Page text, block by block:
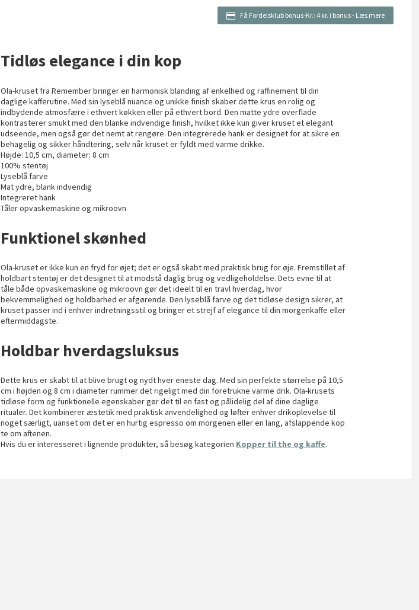
Få Fordelsklub bonus-Kr.: 4 kr. i bonus- Læs mere
Tidløs elegance i din kop
Ola-kruset fra Remember bringer en harmonisk blanding af enkelhed og raffinement til din
daglige kafferutine. Med sin lyseblå nuance og unikke finish skaber dette krus en rolig og
indbydende atmosfære i ethvert køkken eller på ethvert bord. Den matte ydre overflade
kontrasterer smukt med den blanke indvendige finish, hvilket ikke kun giver kruset et elegant
udseende, men også gør det nemt at rengøre. Den integrerede hank er designet for at sikre en
behagelig og sikker håndtering, selv når kruset er fyldt med varme drikke.
Højde: 10,5 cm, diameter: 8 cm
100% stentøj
Lyseblå farve
Mat ydre, blank indvendig
Integreret hank
Tåler opvaskemaskine og mikroovn
Funktionel skønhed
Ola-kruset er ikke kun en fryd for øjet; det er også skabt med praktisk brug for øje. Fremstillet af
holdbart stentøj er det designet til at modstå daglig brug og vedligeholdelse. Dets evne til at
tåle både opvaskemaskine og mikroovn gør det ideelt til en travl hverdag, hvor
bekvemmelighed og holdbarhed er afgørende. Den lyseblå farve og det tidløse design sikrer, at
kruset passer ind i enhver indretningsstil og bringer et strejf af elegance til din morgenkaffe eller
eftermiddagste.
Holdbar hverdagsluksus
Dette krus er skabt til at blive brugt og nydt hver eneste dag. Med sin perfekte størrelse på 10,5
cm i højden og 8 cm i diameter rummer det rigeligt med din foretrukne varme drik. Ola-krusets
tidløse form og funktionelle egenskaber gør det til en fast og pålidelig del af dine daglige
ritualer. Det kombinerer æstetik med praktisk anvendelighed og løfter enhver drikoplevelse til
noget særligt, uanset om det er en hurtig espresso om morgenen eller en lang, afslappende kop
te om aftenen.
Hvis du er interesseret i lignende produkter, så besøg kategorien Kopper til the og kaffe.